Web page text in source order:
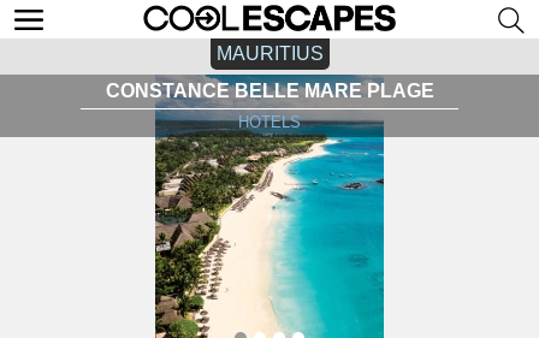
MAURITIUS
CONSTANCE BELLE MARE PLAGE
HOTELS